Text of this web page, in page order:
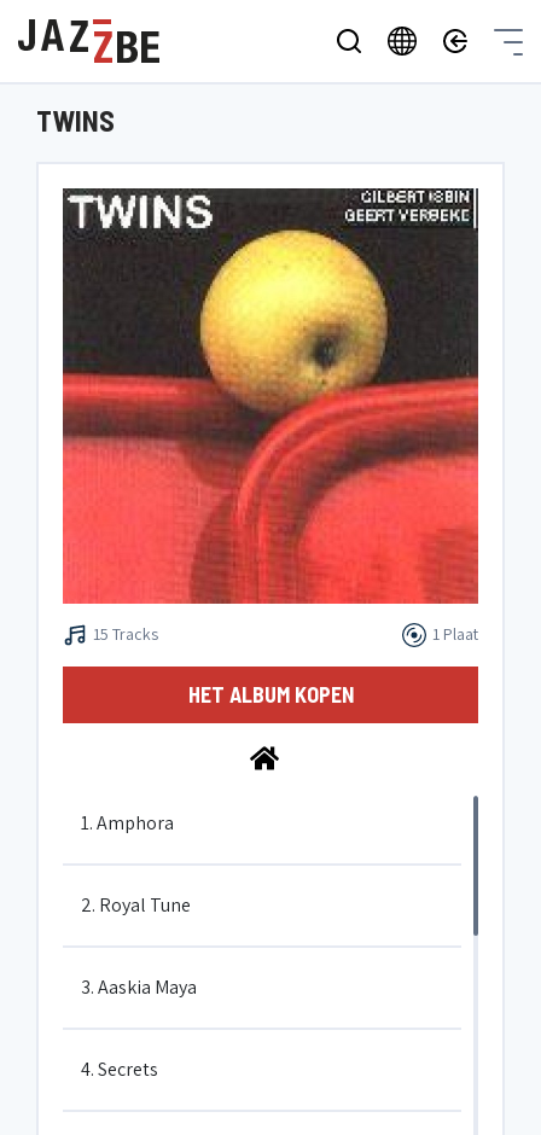
TWINS
15 Tracks 1 Plaat
HET ALBUM KOPEN
1. Amphora
2. Royal Tune
3. Aaskia Maya
4. Secrets